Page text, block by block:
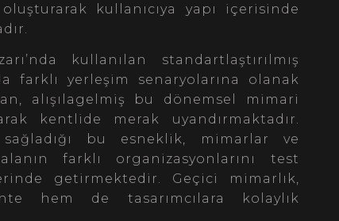
kullanıcıya yapı içerisinde
kullanılan standartlaştırılmış
farklı yerleşim senaryolarına olanak
alışılagelmiş bu dönemsel mimari
kentlide merak uyandırmaktadır.
bu esneklik, mimarlar ve
farklı organizasyonlarını test
getirmektedir. Geçici mimarlık,
hem de tasarımcılara kolaylık